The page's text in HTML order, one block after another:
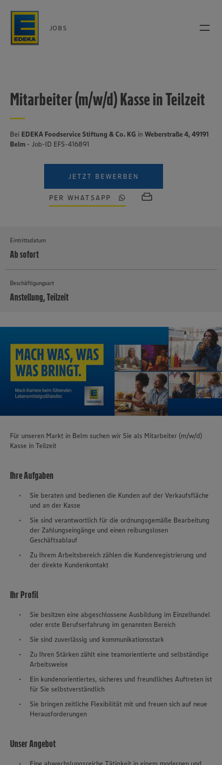
JOBS
Mitarbeiter (m/w/d) Kasse in Teilzeit
Bei EDEKA Foodservice Stiftung & Co. KG in Weberstraße 4, 49191
Belm - Job-ID EFS-416891
JETZT BEWERBEN
PER WHATSAPP
Eintrittsdatum
Ab sofort
Beschäftigungsart
Anstellung, Teilzeit
Für unseren Markt in Belm suchen wir Sie als Mitarbeiter (m/w/d)
Kasse in Teilzeit
Ihre Aufgaben
Sie beraten und bedienen die Kunden auf der Verkaufsfläche
und an der Kasse
Sie sind verantwortlich für die ordnungsgemäße Bearbeitung
der Zahlungseingänge und einen reibungslosen
Geschäftsablauf
Zu Ihrem Arbeitsbereich zählen die Kundenregistrierung und
der direkte Kundenkontakt
Ihr Profil
Sie besitzen eine abgeschlossene Ausbildung im Einzelhandel
oder erste Berufserfahrung im genannten Bereich
Sie sind zuverlässig und kommunikationsstark
Zu Ihren Stärken zählt eine teamorientierte und selbständige
Arbeitsweise
Ein kundenorientiertes, sicheres und freundliches Auftreten ist
für Sie selbstverständlich
Sie bringen zeitliche Flexibilität mit und freuen sich auf neue
Herausforderungen
Unser Angebot